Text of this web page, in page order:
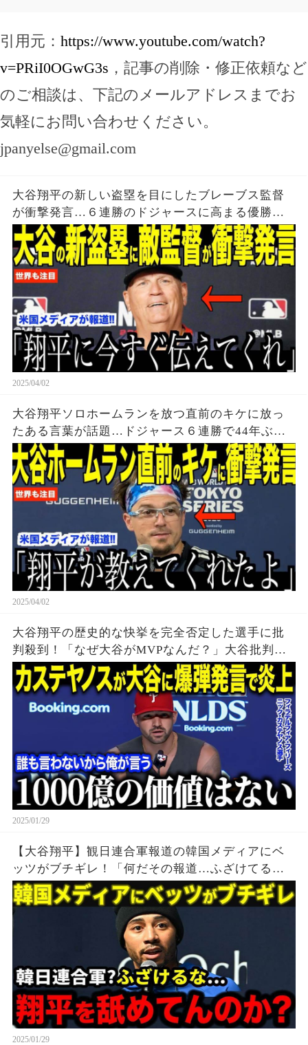
引用元： https://www.youtube.com/watch?
v=PRiI0OGwG3s ，記事の削除・修正依頼など
のご相談は、下記のメールアドレスまでお
気軽にお問い合わせください。
jpanyelse@gmail.com
大谷翔平の新しい盗塁を目にしたブレーブス監督
が衝撃発言…６連勝のドジャースに高まる優勝の
期待
2025/04/02
大谷翔平ソロホームランを放つ直前のキケに放っ
たある言葉が話題…ドジャース６連勝で44年ぶり
の快挙
2025/04/02
大谷翔平の歴史的な快挙を完全否定した選手に批
判殺到！「なぜ大谷がMVPなんだ？」大谷批判の
悲惨すぎる末路とは…？【海外の反応/MLB/メジャ
ー/野球】
2025/01/29
【大谷翔平】観日連合軍報道の韓国メディアにベ
ッツがブチギレ！「何だその報道…ふざけてるの
か？翔平とお前たちを比べるな！」【海外の反
応/MLB/野球】
2025/01/29